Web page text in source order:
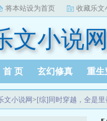
将本站设为首页 收藏乐文
文小说网
首 页 玄幻修真 重生
文小说网> [综]同时穿越，全是里